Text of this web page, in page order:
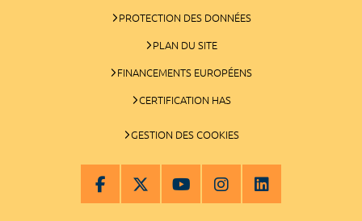
PROTECTION DES DONNÉES
PLAN DU SITE
FINANCEMENTS EUROPÉENS
CERTIFICATION HAS
GESTION DES COOKIES